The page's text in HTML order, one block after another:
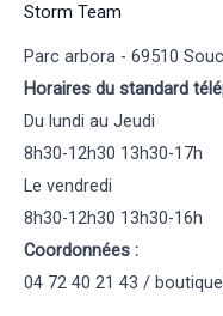
Storm Team
Parc arbora - 69510
Horaires du standard
Du lundi au Jeudi
8h30-12h30 13h30-17h
Le vendredi
8h30-12h30 13h30-16h
Coordonnées :
04 72 40 21 43 /